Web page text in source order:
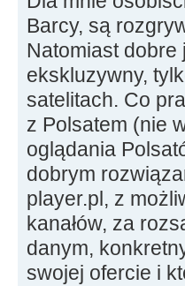
Barcy, są
Natomiast dobre
ekskluzywny,
satelitach. Co
z Polsatem (nie
oglądania
dobrym
player.pl, z
kanałów, za
danym,
swojej ofercie i